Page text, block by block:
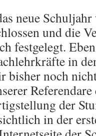
neue
und die
festgelegt.
in
bisher noch
Referendare
der
in der